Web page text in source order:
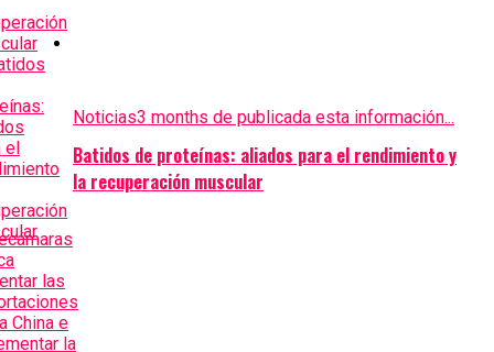
Noticias3 months de publicada esta información...
Batidos de proteínas: aliados para el rendimiento y
la recuperación muscular